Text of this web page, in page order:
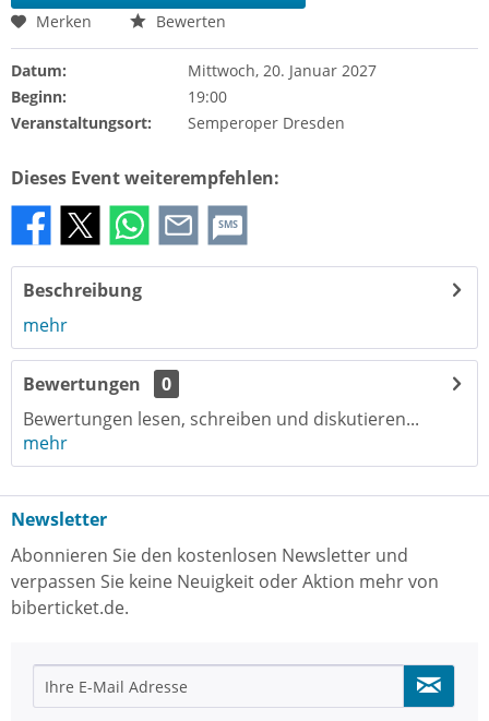
Merken Bewerten
Datum:
Mittwoch, 20. Januar 2027
Beginn:
19:00
Veranstaltungsort:
Semperoper Dresden
Dieses Event weiterempfehlen:
SMS
Beschreibung
mehr
Bewertungen
0
Bewertungen lesen, schreiben und diskutieren...
mehr
Newsletter
Abonnieren Sie den kostenlosen Newsletter und
verpassen Sie keine Neuigkeit oder Aktion mehr von
biberticket.de.